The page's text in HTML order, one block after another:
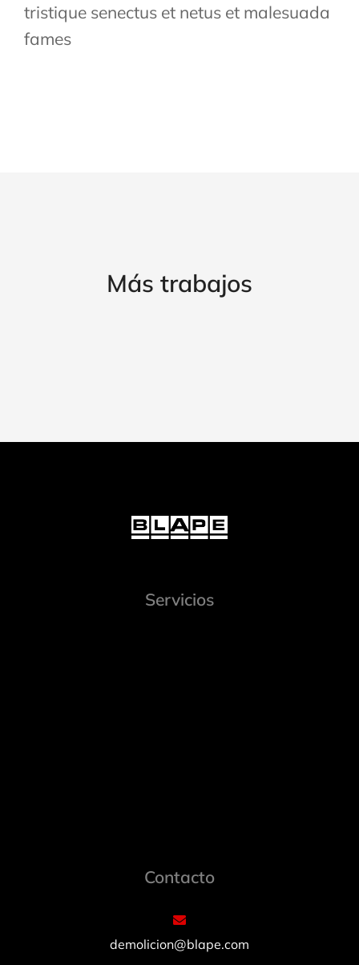
tristique senectus et netus et malesuada
fames
Más trabajos
Servicios
Contacto
demolicion@blape.com